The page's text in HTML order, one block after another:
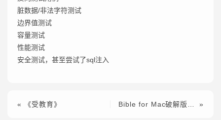
脏数据/非法字符测试
边界值测试
容量测试
性能测试
安全测试，甚至尝试了sql注入
《受教育》